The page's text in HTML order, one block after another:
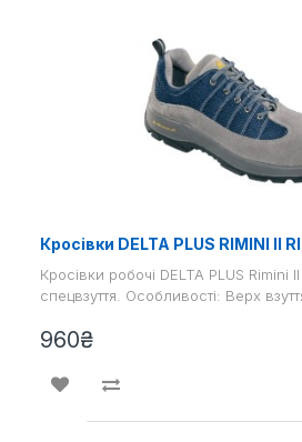
Кросівки DELTA PLUS RIMINI II
Кросівки робочі DELTA PLUS Rimini
спецвзуття. Особливості: Верх
960₴